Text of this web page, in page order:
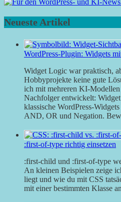
Neueste Artikel
WordPress-Plugin: Widgets
Widget Logic war praktisch,
Hobbyprojekte keine gute
ich mit mehreren KI-Modellen
Nachfolger entwickelt:
klassische WordPress-
AND, OR und Negation.
:first-of-type richtig einsetzen
:first-child und :first-of-type
An kleinen Beispielen zeige
liegt und wie du mit CSS
mit einer bestimmten Klasse